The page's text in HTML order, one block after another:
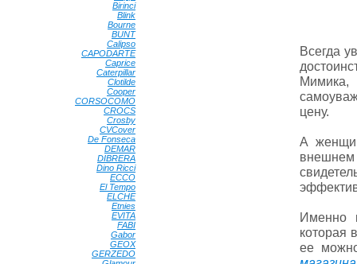
Всегда
Мимика,
цену.
А
Именно
которая
ее
Birinci•
Blink
Bourne
BUNT•
Calipso
CAPODARTE•
Caprice
Caterpillar
Clotilde
Cooper
CORSOCOMO
CROCS
Crosby
CVCover
De Fonseca
DEMAR
DIBRERA
Dino Ricci•
ECCO
El Tempo
ELCHE•
Etnies
EVITA
FABI
Gabor
GEOX•
GERZEDO